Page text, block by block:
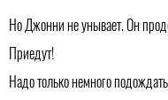
Но Джонни не унывает. Он
Приедут!
Надо только немного